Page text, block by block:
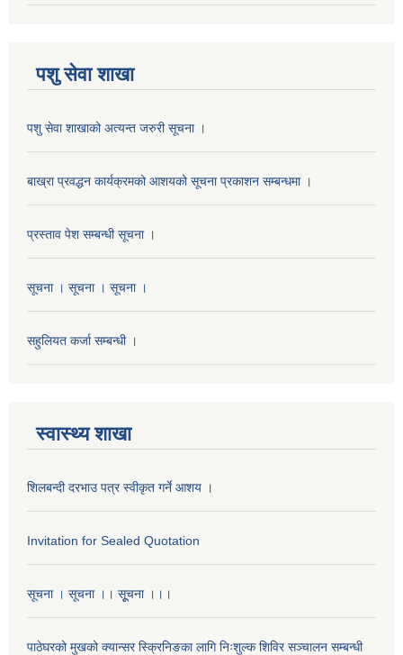
पशु सेवा शाखा
पशु सेवा शाखाको अत्यन्त जरुरी सूचना ।
बाख्रा प्रवद्धन कार्यक्रमको आशयको सूचना प्रकाशन सम्बन्धमा ।
प्रस्ताव पेश सम्बन्धी सूचना ।
सूचना । सूचना । सूचना ।
सहुलियत कर्जा सम्बन्धी ।
स्वास्थ्य शाखा
शिलबन्दी दरभाउ पत्र स्वीकृत गर्ने आशय ।
Invitation for Sealed Quotation
सूचना । सूचना ।। सूूचना ।।।
पाठेघरको मुखको क्यान्सर स्क्रिनिङका लागि निःशुल्क शिविर सञ्चालन सम्बन्धी